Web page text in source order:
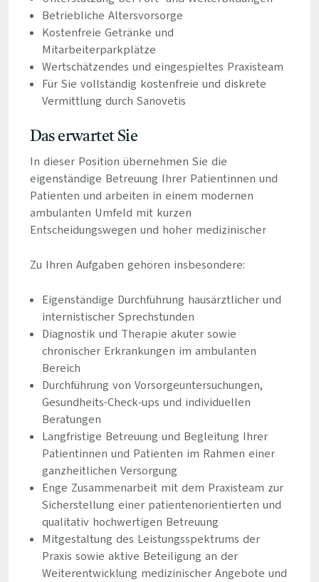
Betriebliche Altersvorsorge
Kostenfreie Getränke und
Mitarbeiterparkplätze
Wertschätzendes und eingespieltes Praxisteam
Für Sie vollständig kostenfreie und diskrete
Vermittlung durch Sanovetis
Das erwartet Sie
In dieser Position übernehmen Sie die
eigenständige Betreuung Ihrer Patientinnen und
Patienten und arbeiten in einem modernen
ambulanten Umfeld mit kurzen
Entscheidungswegen und hoher medizinischer
Zu Ihren Aufgaben gehören insbesondere:
Eigenständige Durchführung hausärztlicher und
internistischer Sprechstunden
Diagnostik und Therapie akuter sowie
chronischer Erkrankungen im ambulanten
Bereich
Durchführung von Vorsorgeuntersuchungen,
Gesundheits-Check-ups und individuellen
Beratungen
Langfristige Betreuung und Begleitung Ihrer
Patientinnen und Patienten im Rahmen einer
ganzheitlichen Versorgung
Enge Zusammenarbeit mit dem Praxisteam zur
Sicherstellung einer patientenorientierten und
qualitativ hochwertigen Betreuung
Mitgestaltung des Leistungsspektrums der
Praxis sowie aktive Beteiligung an der
Weiterentwicklung medizinischer Angebote und